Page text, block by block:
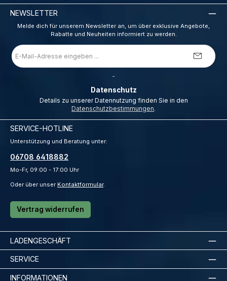
NEWSLETTER
Melde dich für unserem Newsletter an, um über exklusive Angebote,
Rabatte und Neuheiten informiert zu werden.
E-
Mail-
Adresse
Datenschutz
Datenschutzbestimmungen.
SERVICE-HOTLINE
Unterstützung und Beratung unter:
06708 6418882
Mo-Fr, 09:00 - 17:00 Uhr
Oder über unser Kontaktformular.
Vertrag widerrufen
LADENGESCHÄFT
SERVICE
INFORMATIONEN